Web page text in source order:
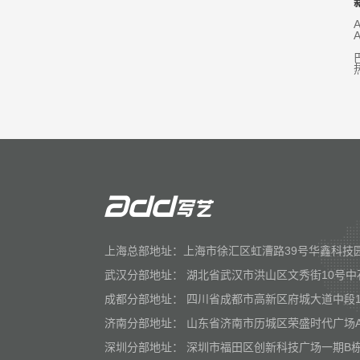
上海总部地址：上海市徐汇区虹漕路39号华鑫科技
武汉分部地址： 湖北省武汉市洪山区文秀街10号中
成都分部地址： 四川省成都市高新区府城大道中段
济南分部地址： 山东省济南市历城区荣盛时代广场
深圳分部地址： 深圳市福田区创新科技广场一期B